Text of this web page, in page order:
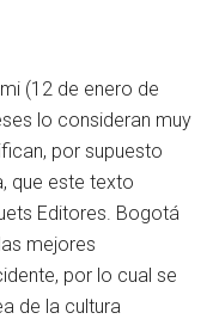
(12 de enero de
lo consideran muy
por supuesto
que este texto
Editores. Bogotá
mejores
por lo cual se
de la cultura